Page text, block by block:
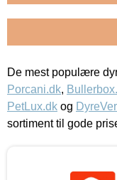
De mest populære
Porcani.dk,
PetLux.dk og
sortiment til gode